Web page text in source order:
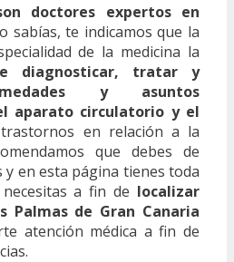
doctores expertos en
sabías, te indicamos que la
de la medicina la
diagnosticar, tratar y
y asuntos
aparato circulatorio y el
en relación a la
que debes de
y en esta página tienes toda
a fin de localizar
Palmas de Gran Canaria
atención médica a fin de